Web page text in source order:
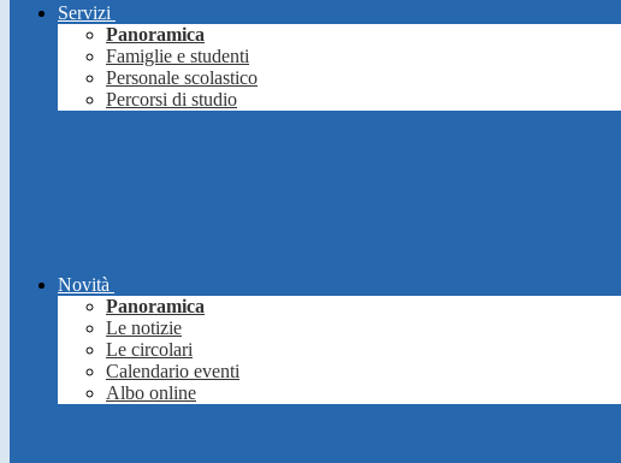
Servizi
Panoramica
Famiglie e studenti
Personale scolastico
Percorsi di studio
Novità
Panoramica
Le notizie
Le circolari
Calendario eventi
Albo online